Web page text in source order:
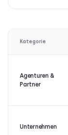
Kategorie
Agenturen &
Partner
Unternehmen